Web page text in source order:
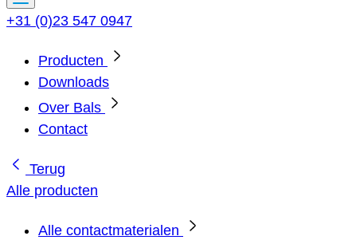
+31 (0)23 547 0947
Producten
Downloads
Over Bals
Contact
Terug
Alle producten
Alle contactmaterialen